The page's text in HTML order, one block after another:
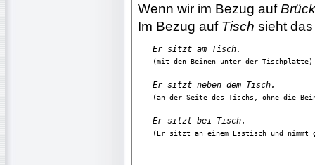
Wenn wir im Bezug auf
Im Bezug auf Tisch sieht
Er sitzt am Tisch.
Er sitzt neben dem Tisch.
Er sitzt bei Tisch.
(Er sitzt an einem Esstisch und